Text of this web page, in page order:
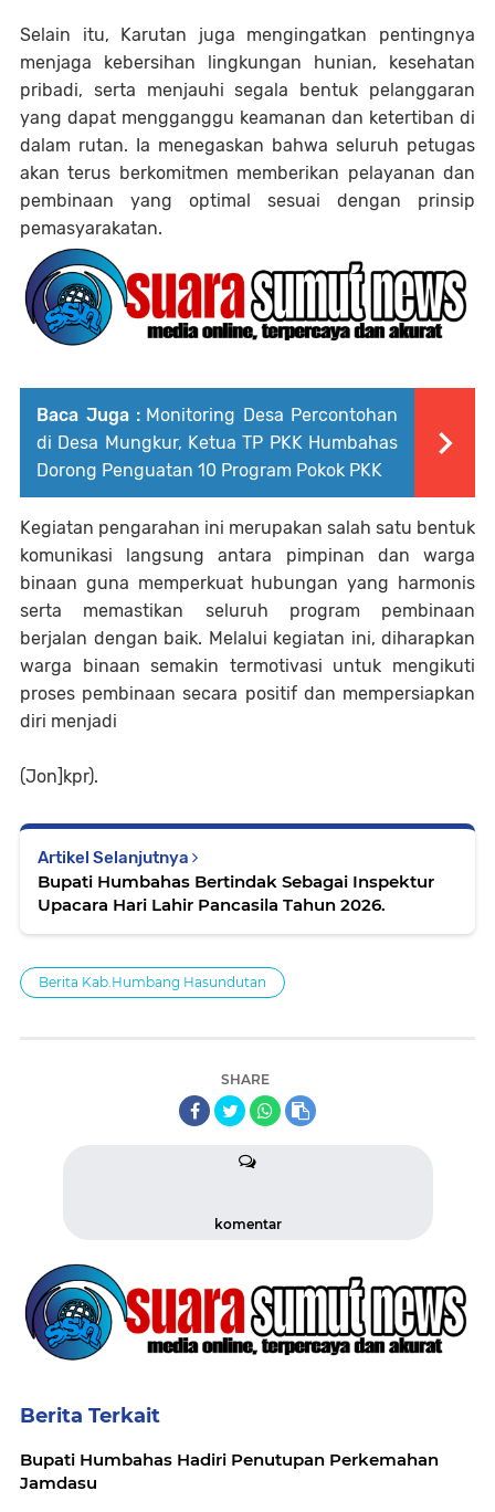
Selain itu, Karutan juga mengingatkan pentingnya
menjaga kebersihan lingkungan hunian, kesehatan
pribadi, serta menjauhi segala bentuk pelanggaran
yang dapat mengganggu keamanan dan ketertiban di
dalam rutan. Ia menegaskan bahwa seluruh petugas
akan terus berkomitmen memberikan pelayanan dan
pembinaan yang optimal sesuai dengan prinsip
pemasyarakatan.
Baca Juga : Monitoring Desa Percontohan
di Desa Mungkur, Ketua TP PKK Humbahas
Dorong Penguatan 10 Program Pokok PKK
Kegiatan pengarahan ini merupakan salah satu bentuk
komunikasi langsung antara pimpinan dan warga
binaan guna memperkuat hubungan yang harmonis
serta memastikan seluruh program pembinaan
berjalan dengan baik. Melalui kegiatan ini, diharapkan
warga binaan semakin termotivasi untuk mengikuti
proses pembinaan secara positif dan mempersiapkan
diri menjadi
(Jon]kpr).
Artikel Selanjutnya
Bupati Humbahas Bertindak Sebagai Inspektur
Upacara Hari Lahir Pancasila Tahun 2026.
Berita Kab.Humbang Hasundutan
SHARE
komentar
Berita Terkait
Bupati Humbahas Hadiri Penutupan Perkemahan
Jamdasu